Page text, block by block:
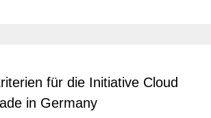
für die Initiative Cloud
in Germany